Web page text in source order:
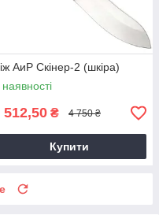
АиР Скінер-2 (шкіра)
512,50 ₴ 4 750 ₴
Купити